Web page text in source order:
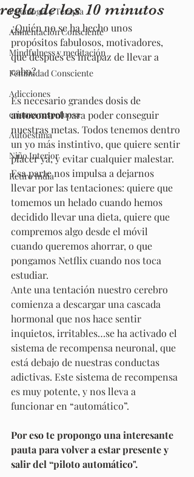
Psicología y Terapia
Alimentación Consciente
Mindfulness y meditación
Feminidad Consciente
Adicciones
crianza respetuosa
Autoestima
Niño Interior
Retiro India
regla de los 10 minutos
¿Quién no se ha hecho unos
propósitos fabulosos, motivadores,
que después es incapaz de llevar a
cabo?
Es necesario grandes dosis de
autocontrol para poder conseguir
nuestras metas. Todos tenemos dentro
un yo más instintivo, que quiere sentir
placer ya, y evitar cualquier malestar.
Esa parte nos impulsa a dejarnos
llevar por las tentaciones: quiere que
tomemos un helado cuando hemos
decidido llevar una dieta, quiere que
compremos algo desde el móvil
cuando queremos ahorrar, o que
pongamos Netflix cuando nos toca
estudiar.
Ante una tentación nuestro cerebro
comienza a descargar una cascada
hormonal que nos hace sentir
inquietos, irritables…se ha activado el
sistema de recompensa neuronal, que
está debajo de nuestras conductas
adictivas. Este sistema de recompensa
es muy potente, y nos lleva a
funcionar en “automático”.
Por eso te propongo una interesante
pauta para volver a estar presente y
salir del “piloto automático".